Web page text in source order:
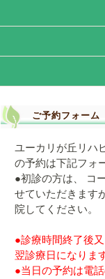
ご予約フォーム
ユーカリが丘リハ
の予約は下記フォ
●初診の方は、 コ
せていただきます
院してください。
●診療時間終了後
翌診療日になりま
●当日の予約は電